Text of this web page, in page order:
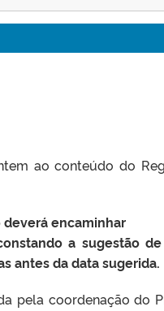
ao conteúdo do
deverá encaminhar
a sugestão
antes da data sugerida.
pela coordenação do